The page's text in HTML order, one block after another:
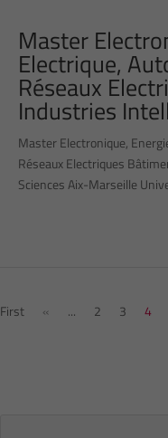
Master
Electrique,
Réseaux
Industries
Master Electronique,
Réseaux Electriques
Sciences Aix-Marseille
First
« ... 2 3 4